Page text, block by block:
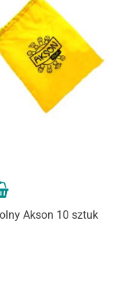
Akson 10 sztuk